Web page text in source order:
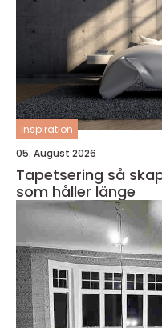
inspiration
05. August 2026
Tapetsering så skapar du vackra väggar
som håller länge